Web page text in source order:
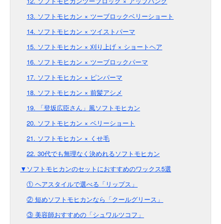
13. ソフトモヒカン × ツーブロックベリーショート
14. ソフトモヒカン × ツイストパーマ
15. ソフトモヒカン × 刈り上げ × ショートヘア
16. ソフトモヒカン × ツーブロックパーマ
17. ソフトモヒカン × ピンパーマ
18. ソフトモヒカン × 前髪アシメ
19. 「登坂広臣さん」風ソフトモヒカン
20. ソフトモヒカン × ベリーショート
21. ソフトモヒカン × くせ毛
22. 30代でも無理なく決めれるソフトモヒカン
▼ソフトモヒカンのセットにおすすめのワックス5選
① ヘアスタイルで選べる「リップス」
② 短めソフトモヒカンなら「クールグリース」
③ 美容師おすすめの「シュワルツコフ」